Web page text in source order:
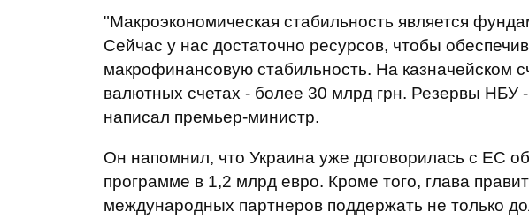
"Макроэкономическая стабильность является
Сейчас у нас достаточно ресурсов, чтобы
макрофинансовую стабильность. На казначейском
валютных счетах - более 30 млрд грн. Резервы НБУ
написал премьер-министр.
Он напомнил, что Украина уже договорилась с ЕС
программе в 1,2 млрд евро. Кроме того, глава
международных партнеров поддержать не только